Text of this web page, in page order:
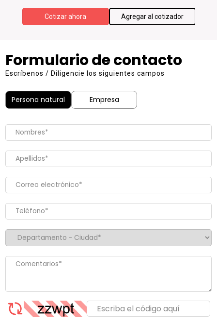
Cotizar ahora Agregar al cotizador
Formulario de contacto
Escríbenos / Diligencie los siguientes campos
Persona natural Empresa